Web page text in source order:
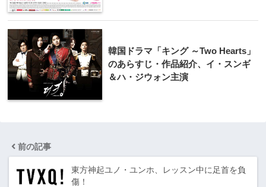
韓国ドラマ「キング ～Two Hearts」
のあらすじ・作品紹介、イ・スンギ
＆ハ・ジウォン主演
前の記事
東方神起ユノ・ユンホ、レッスン中に足首を負
傷！